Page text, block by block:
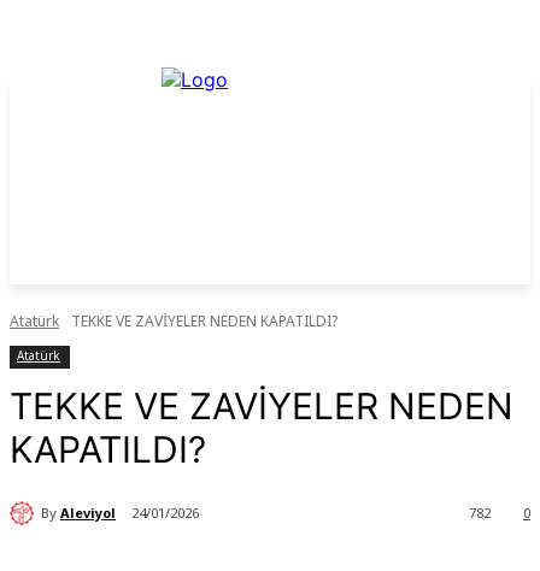
Atatürk TEKKE VE ZAVİYELER NEDEN KAPATILDI?
Atatürk
TEKKE VE ZAVİYELER NEDEN
KAPATILDI?
By Aleviyol 24/01/2026 0
782